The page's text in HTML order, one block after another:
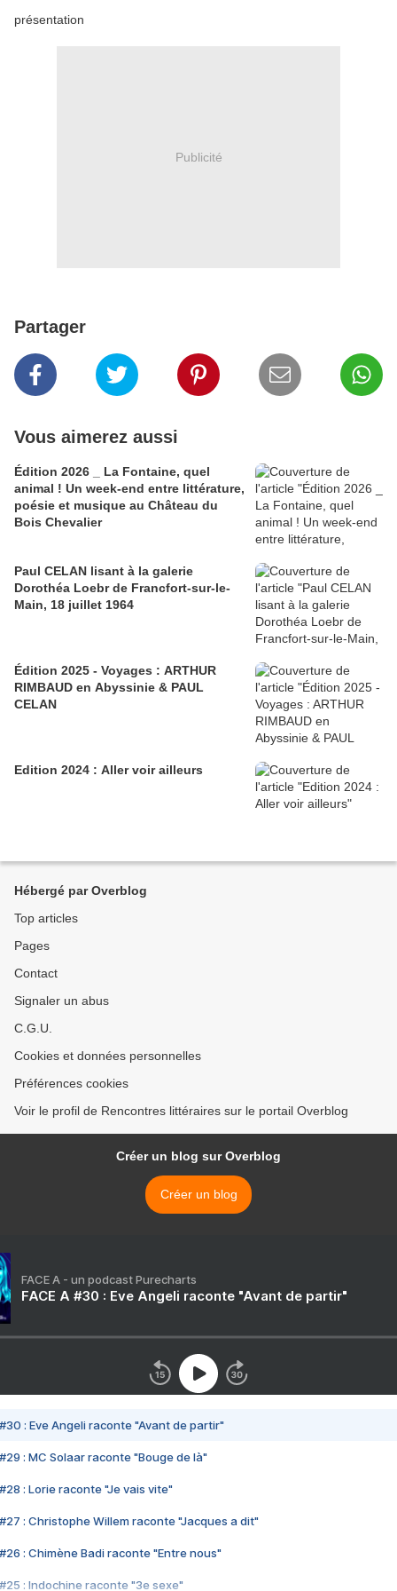
présentation
Publicité
Partager
Vous aimerez aussi
Édition 2026 _ La Fontaine, quel
animal ! Un week-end entre littérature,
poésie et musique au Château du
Bois Chevalier
Paul CELAN lisant à la galerie
Dorothéa Loebr de Francfort-sur-le-
Main, 18 juillet 1964
Édition 2025 - Voyages : ARTHUR
RIMBAUD en Abyssinie & PAUL
CELAN
Edition 2024 : Aller voir ailleurs
Hébergé par Overblog
Top articles
Pages
Contact
Signaler un abus
C.G.U.
Cookies et données personnelles
Préférences cookies
Voir le profil de Rencontres littéraires sur le portail Overblog
Créer un blog sur Overblog
Créer un blog
FACE A - un podcast Purecharts
FACE A #30 : Eve Angeli raconte "Avant de partir"
#30 : Eve Angeli raconte "Avant de partir"
#29 : MC Solaar raconte "Bouge de là"
#28 : Lorie raconte "Je vais vite"
#27 : Christophe Willem raconte "Jacques a dit"
#26 : Chimène Badi raconte "Entre nous"
#25 : Indochine raconte "3e sexe"